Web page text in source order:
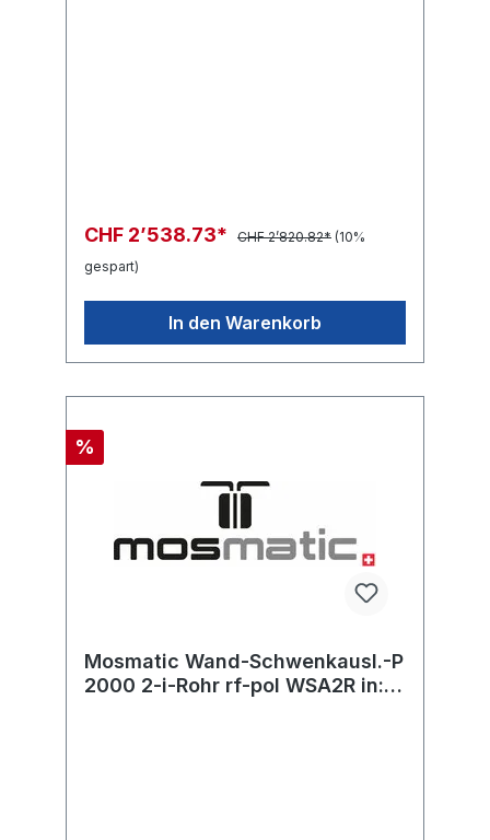
CHF 2’538.73* CHF 2’820.82* (10%
gespart)
In den Warenkorb
%
Mosmatic Wand-Schwenkausl.-P
2000 2-i-Rohr rf-pol WSA2R in:...